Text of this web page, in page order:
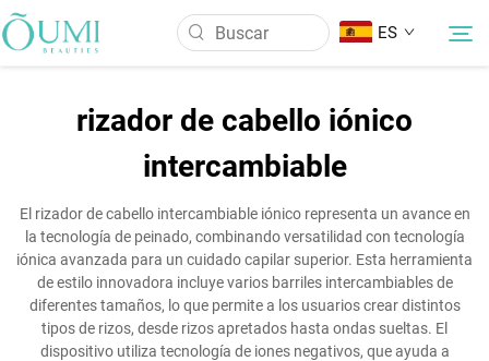
ES
Productos
Noticias
Aplicación
rizador de cabello iónico
intercambiable
El rizador de cabello intercambiable iónico representa un avance en
la tecnología de peinado, combinando versatilidad con tecnología
iónica avanzada para un cuidado capilar superior. Esta herramienta
de estilo innovadora incluye varios barriles intercambiables de
diferentes tamaños, lo que permite a los usuarios crear distintos
tipos de rizos, desde rizos apretados hasta ondas sueltas. El
dispositivo utiliza tecnología de iones negativos, que ayuda a